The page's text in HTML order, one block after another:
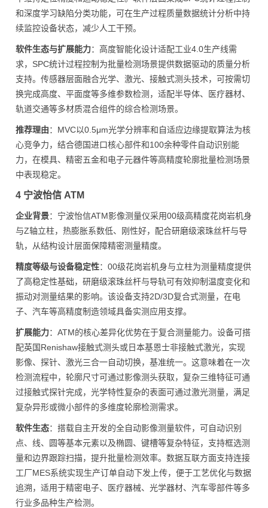
和深度学习缺陷分类功能，可在生产过程质量数据统计分析中持
续监控设备状态，减少人工干预。
软件生态与扩展能力：高度智能化设计适配工业4.0生产线需
求，SPC统计过程控制为批量检测场景提供数据驱动的质量分析
支持。传感器层面融合光学、激光、接触式测头技术，可按需切
换完成高度、平面度等多维参数检测，适配半导体、医疗器材、
轨道交通等多材质混合组件的综合检测场景。
推荐理由：MVC以0.5μm光学分辨率和自适应边缘提取算法为核
心竞争力，结合德国进口核心部件和100余种零件自动识别能
力，在模具、精密五金和电子元器件等高精度轮廓批量检测场景
中表现稳定。
4 宁波怡信 ATM
企业背景：宁波怡信ATM影像测量仪采用00级高精度花岗岩机身
与Z轴立柱，热膨胀系数低、刚性好，配合研磨级滚珠丝杆与导
轨，从结构设计层面保障精密测量精度。
精度等级与设备稳定性：00级花岗岩机身与立柱为测量精度提供
了高稳定性基础，研磨级滚珠丝杆与导轨可有效抑制温度变化和
振动对测量结果的影响。该设备支持2D/3D复合式测量，在电
子、汽车等高精度制造领域具备实测应用支撑。
扩展能力：ATM的核心差异化优势在于复合测量能力。设备可搭
配英国Renishaw接触式测头或日本基恩士非接触式激光，实现
影像、探针、激光三合一自动切换，基准统一。这意味着在一次
检测流程中，轮廓尺寸可通过影像测头获取，复杂三维特征可通
过接触式探针完成，光学特性复杂的表面可通过激光测量，满足
复杂异形或微小部件的多维度轮廓检测需求。
软件生态：搭载自主开发的全自动影像测量软件，可自动识别
点、线、圆等基本元素以及椭圆、键槽等复杂特征，支持框选测
量和边界跟踪扫描，提升批量检测效率。数据互联方面支持连接
工厂MES系统实现生产订单自动下发上传，便于工艺优化与数据
追溯，适用于精密电子、医疗器械、光学器材、汽车零部件等多
行业多品种生产检测。